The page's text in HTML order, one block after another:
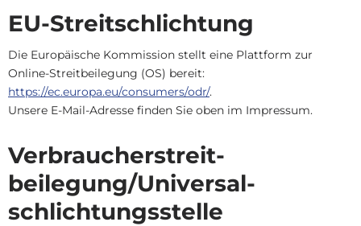
EU-Streitschlichtung
Die Europäische Kommission stellt eine Plattform zur
Online-Streitbeilegung (OS) bereit:
https://ec.europa.eu/consumers/odr/.
Unsere E-Mail-Adresse finden Sie oben im Impressum.
Verbraucher­streit­
beilegung/Universal­
schlichtungs­stelle